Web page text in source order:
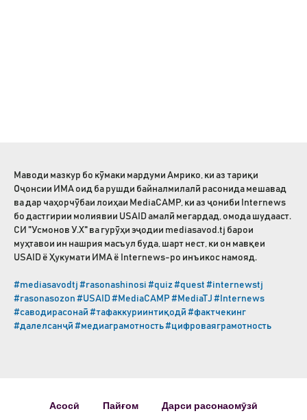
Маводи мазкур бо кӯмаки мардуми Амрико, ки аз тариқи
Оҷонсии ИМА оид ба рушди байналмилалӣ расонида мешавад
ва дар чаҳорчӯбаи лоиҳаи MediaCAMP, ки аз ҷониби Internews
бо дастгирии молиявии USAID амалӣ мегардад, омода шудааст.
СИ "Усмонов У.Х" ва гурӯҳи эҷодии mediasavod.tj барои
муҳтавои ин нашрия масъул буда, шарт нест, ки он мавқеи
USAID ё Ҳукумати ИМА ё Internews-ро инъикос намояд.
#mediasavodtj #rasonashinosi #quiz#quest #internewstj
#rasonasozon #USAID#MediaCAMP #MediaTJ #Internews
#саводирасонаӣ #тафаккуриинтиқодӣ #фактчекинг
#далелсанҷӣ #медиаграмотность#цифроваяграмотность
Асосӣ Пайғом Дарси расонаомӯзӣ